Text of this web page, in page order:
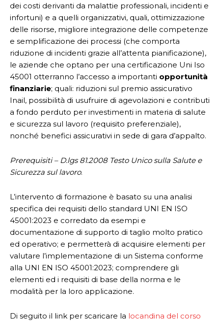
dei costi derivanti da malattie professionali, incidenti e
infortuni) e a quelli organizzativi, quali, ottimizzazione
delle risorse, migliore integrazione delle competenze
e semplificazione dei processi (che comporta
riduzione di incidenti grazie all’attenta pianificazione),
le aziende che optano per una certificazione Uni Iso
45001 otterranno l’accesso a importanti opportunità
finanziarie; quali: riduzioni sul premio assicurativo
Inail, possibilità di usufruire di agevolazioni e contributi
a fondo perduto per investimenti in materia di salute
e sicurezza sul lavoro (requisito preferenziale),
nonché benefici assicurativi in sede di gara d’appalto.
Prerequisiti – D.lgs 81.2008 Testo Unico sulla Salute e
Sicurezza sul lavoro.
L’intervento di formazione è basato su una analisi
specifica dei requisiti dello standard UNI EN ISO
45001:2023 e corredato da esempi e
documentazione di supporto di taglio molto pratico
ed operativo; e permetterà di acquisire elementi per
valutare l’implementazione di un Sistema conforme
alla UNI EN ISO 45001:2023; comprendere gli
elementi ed i requisiti di base della norma e le
modalità per la loro applicazione.
Di seguito il link per scaricare la locandina del corso